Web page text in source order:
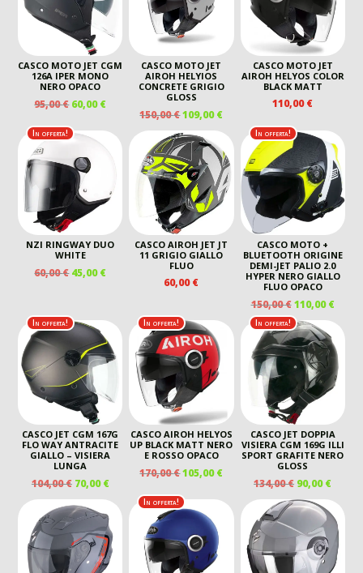
CASCO MOTO JET CGM
126A IPER MONO
NERO OPACO
95,00€ IL
ORIGINALE
95,00 €.
60,00€IL
PREZZO
ATTUALE
60,00 €.
CASCO MOTO JET
AIROH HELYIOS
CONCRETE GRIGIO
GLOSS
150,00€IL
PREZZO
ORIGINALE
ERA:
150,00 €.
109,00€IL
PREZZO
ATTUALE
È:
109,00 €.
CASCO MOTO JET
AIROH HELYOS COLOR
BLACK MATT
110,00€
In offerta!
NZI RINGWAY DUO
WHITE
60,00€ IL
ERA:
60,00 €.
45,00€IL
45,00 €.
CASCO AIROH JET JT
11 GRIGIO GIALLO
FLUO
60,00€
In offerta!
CASCO MOTO +
BLUETOOTH ORIGINE
DEMI-JET PALIO 2.0
HYPER NERO GIALLO
FLUO OPACO
150,00€ IL
PREZZO
ORIGINALE
ERA:
150,00 €.
110,00€IL
È:
In offerta!
CASCO JET CGM 167G
FLO WAY ANTRACITE
GIALLO – VISIERA
LUNGA
104,00€ IL
PREZZO
ORIGINALE
104,00 €.
70,00€IL
PREZZO
ATTUALE
È:
70,00 €.
In offerta!
CASCO AIROH HELYOS
UP BLACK MATT NERO
E ROSSO OPACO
170,00€IL
ORIGINALE
ERA:
170,00 €.
105,00€IL
PREZZO
ATTUALE
105,00 €.
In offerta!
CASCO JET DOPPIA
VISIERA CGM 169G ILLI
SPORT GRAFITE NERO
GLOSS
134,00€ IL
PREZZO
ORIGINALE
ERA:
134,00 €.
90,00€IL
È:
90,00
In offerta!